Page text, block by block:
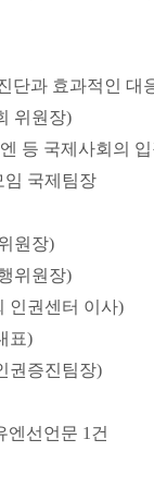
단과 효과적인 대
위원장)
등 국제사회의
임 국제팀장
원장)
위원장)
인권센터 이사)
표)
권증진팀장)
엔선언문 1건